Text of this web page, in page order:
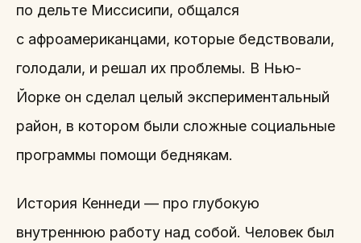
по дельте Миссисипи, общался
с афроамериканцами, которые бедствовали,
голодали, и решал их проблемы. В Нью-
Йорке он сделал целый экспериментальный
район, в котором были сложные социальные
программы помощи беднякам.
История Кеннеди — про глубокую
внутреннюю работу над собой. Человек был